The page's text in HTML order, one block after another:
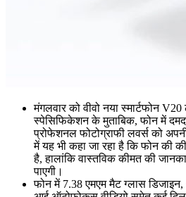
मंगलवार को वीवो नया स्मार्टफोन
स्पेसिफिकेशन के मुताबिक, फोन में
प्रोफेशनल फोटोग्राफी लवर्स को
में यह भी कहा जा रहा है कि फोन की
है, हालांकि वास्तविक कीमत की
पाएगी।
फोन में 7.38 एमएम मैट ग्लास डिजाइन,